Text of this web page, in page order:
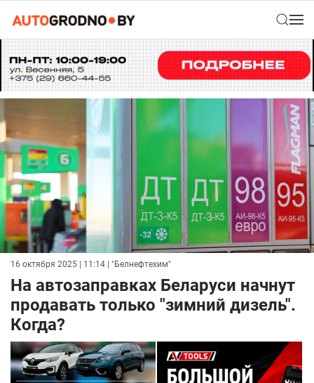
16 октября 2025 | 11:14 | "Белнефтехим"
На автозаправках Беларуси начнут
продавать только "зимний дизель".
Когда?